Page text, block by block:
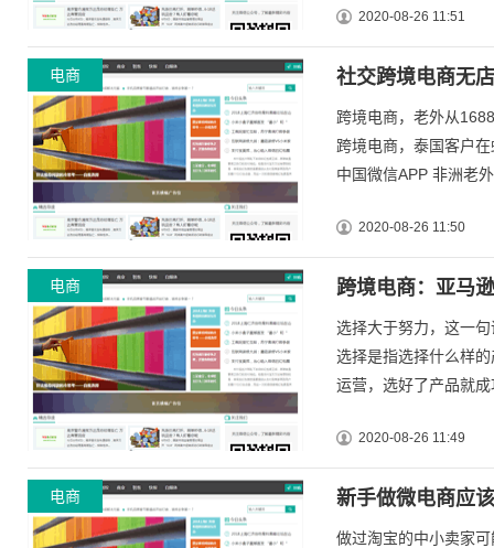
2020-08-26 11:51
电商 社交跨境电商无
跨境电商，老外从
跨境电商，泰国客户
中国微信APP 非洲老
2020-08-26 11:50
电商 跨境电商：亚马
选择大于努力，这一
选择是指选择什么样
运营，选好了产品就
2020-08-26 11:49
电商 新手做微电商应
做过淘宝的中小卖家